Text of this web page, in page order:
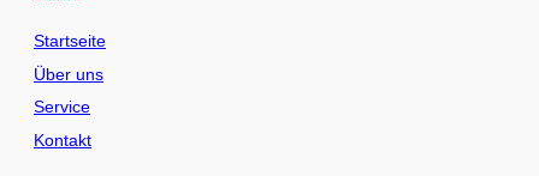
Startseite
Über uns
Service
Kontakt